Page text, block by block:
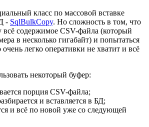
класс по массовой вставке
- SqlBulkCopy. Но сложность в том, что
всё содержимое CSV-файла (который
в несколько гигабайт) и попытаться
очень легко оперативки не хватит и всё
некоторый буфер:
порция CSV-файла;
и вставляется в БД;
и всё по новой уже со следующей